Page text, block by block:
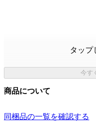
タップ
今す
商品について
同梱品の一覧を確認する